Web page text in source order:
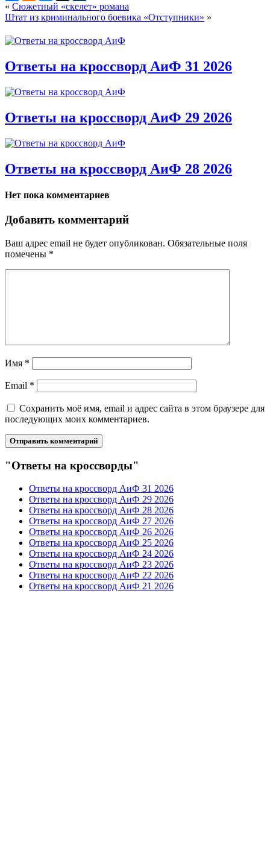
« Сюжетный «скелет» романа
Штат из криминального боевика «Отступники» »
Ответы на кроссворд АиФ 31 2026
Ответы на кроссворд АиФ 29 2026
Ответы на кроссворд АиФ 28 2026
Нет пока комментариев
Добавить комментарий
Ваш адрес email не будет опубликован. Обязательные поля
помечены *
Имя *
Email *
Сохранить моё имя, email и адрес сайта в этом браузере для
последующих моих комментариев.
"Ответы на кроссворды"
Ответы на кроссворд АиФ 31 2026
Ответы на кроссворд АиФ 29 2026
Ответы на кроссворд АиФ 28 2026
Ответы на кроссворд АиФ 27 2026
Ответы на кроссворд АиФ 26 2026
Ответы на кроссворд АиФ 25 2026
Ответы на кроссворд АиФ 24 2026
Ответы на кроссворд АиФ 23 2026
Ответы на кроссворд АиФ 22 2026
Ответы на кроссворд АиФ 21 2026